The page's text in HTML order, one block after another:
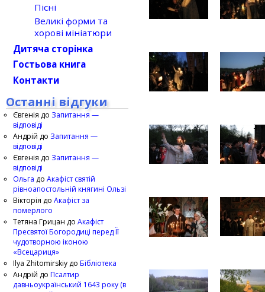
Пісні
Великі форми та
хорові мініатюри
Дитяча сторінка
Гостьова книга
Контакти
Останні відгуки
Євгенія до Запитання —
відповіді
Андрій до Запитання —
відповіді
Євгенія до Запитання —
відповіді
Ольга до Акафіст святій
рівноапостольній княгині Ользі
Вікторія до Акафіст за
померлого
Тетяна Грицан до Акафіст
Пресвятої Богородиці перед Її
чудотворною іконою
«Всецариця»
Ilya Zhitomirskiy до Бібліотека
Андрій до Псалтир
давньоукраїнський 1643 року (в